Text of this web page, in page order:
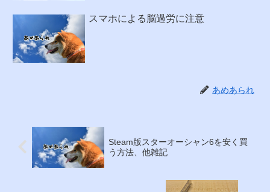
スマホによる脳過労に注意
あめあられ
Steam版スターオーシャン6を安く買
う方法、他雑記